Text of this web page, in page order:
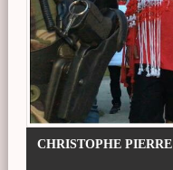
CHRISTOPHE PIERRE